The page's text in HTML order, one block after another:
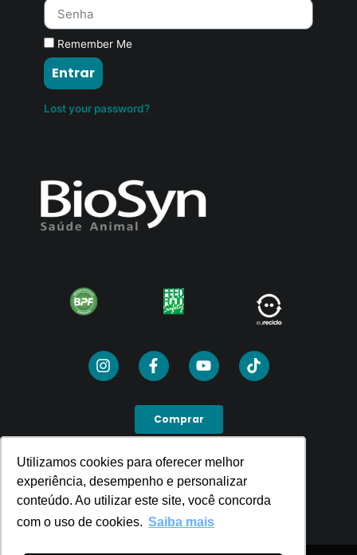
Utilizamos cookies para oferecer melhor
experiência, desempenho e personalizar
conteúdo. Ao utilizar este site, você concorda
com o uso de cookies. Saiba mais
Utilizamos cookies para oferecer melhor
experiência, desempenho e personalizar
conteúdo. Ao utilizar este site, você concorda
com o uso de cookies. Saiba mais
Remember Me
Entrar
Lost your password?
Comprar
SEJA UM PDV